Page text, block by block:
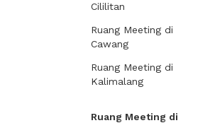
Cililitan
Ruang Meeting di
Cawang
Ruang Meeting di
Kalimalang
Ruang Meeting di